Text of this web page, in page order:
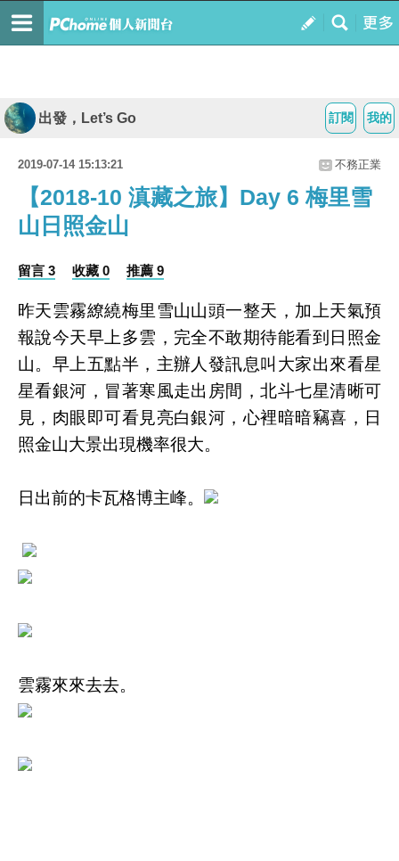
我的
訂閱
出發，Let’s Go
2019-07-14 15:13:21 不務正業
【2018-10 滇藏之旅】Day 6 梅里雪
山日照金山
留言 3 收藏 0 推薦 9
昨天雲霧繚繞梅里雪山山頭一整天，加上天氣預
報說今天早上多雲，完全不敢期待能看到日照金
山。早上五點半，主辦人發訊息叫大家出來看星
星看銀河，冒著寒風走出房間，北斗七星清晰可
見，肉眼即可看見亮白銀河，心裡暗暗竊喜，日
照金山大景出現機率很大。
日出前的卡瓦格博主峰。
雲霧來來去去。